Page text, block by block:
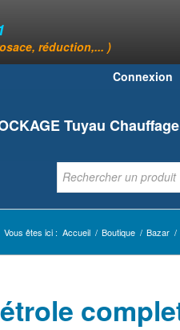
réduction,... )
Connexion
Tuyau Chauffage
Vous êtes ici : Accueil / Boutique / Bazar /